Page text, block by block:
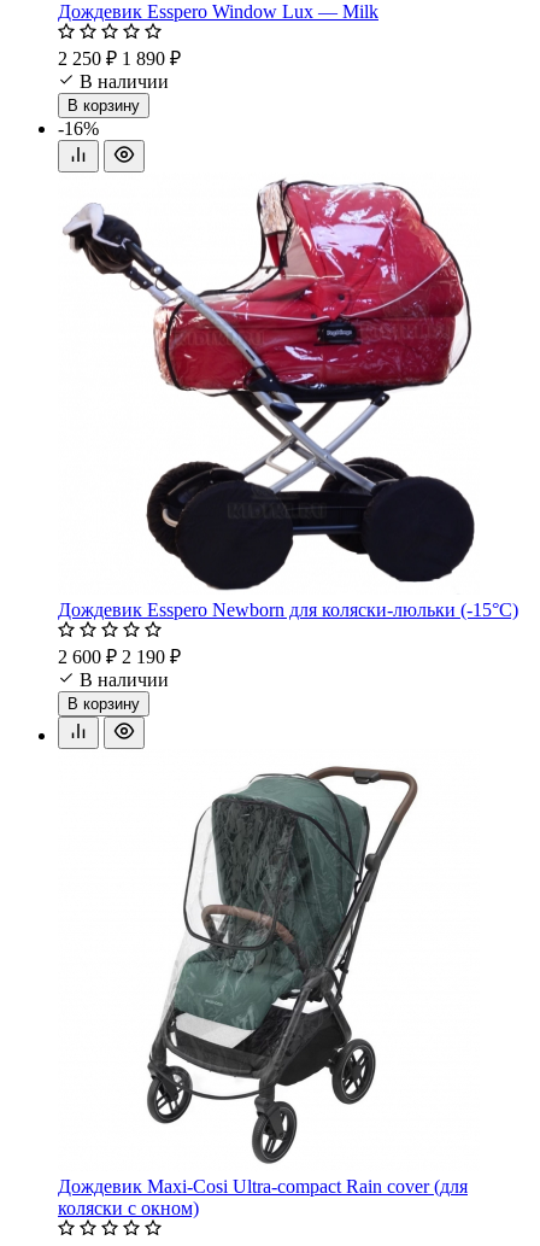
Дождевик Esspero Window Lux — Milk
2 250 ₽ 1 890 ₽
В наличии
В корзину
-16%
Дождевик Esspero Newborn для коляски-люльки (-15°С)
2 600 ₽ 2 190 ₽
В наличии
В корзину
Дождевик Maxi-Cosi Ultra-compact Rain cover (для
коляски с окном)